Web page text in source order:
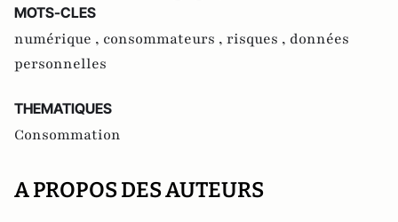
MOTS-CLES
numérique , consommateurs , risques , données
personnelles
THEMATIQUES
Consommation
A PROPOS DES AUTEURS